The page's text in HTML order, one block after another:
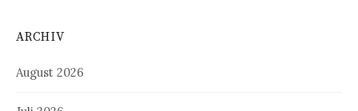
ARCHIV
August 2026